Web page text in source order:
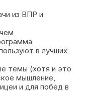
из ВПР и
в лучших
темы (хотя и это
мышление,
и для побед в